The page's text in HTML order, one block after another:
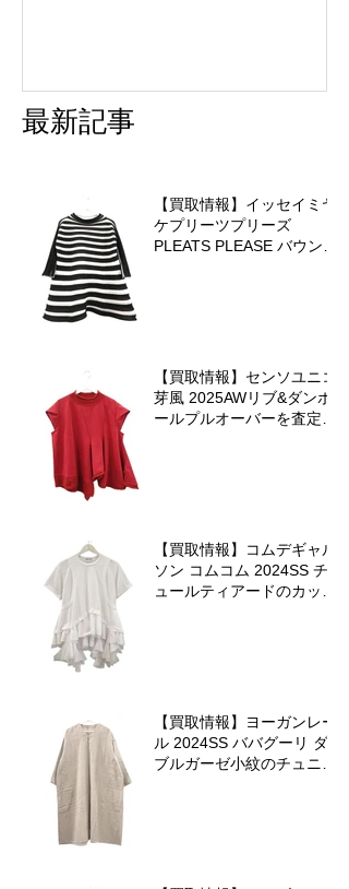
最新記事
【買取情報】イッセイミヤ
ケプリーツプリーズ
PLEATS PLEASE バウンス
【買取情報】センソユニコ
芽風 2025AWリブ&ダンボ
ールプルオーバーを査定さ
【買取情報】コムデギャル
ソン コムコム 2024SS チ
ュールティアードのカット
【買取情報】ヨーガンレー
ル 2024SS ババグーリ ダ
ブルガーゼ小紋のチュニッ